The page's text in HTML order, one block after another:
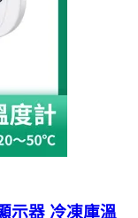
示器 冷凍庫溫